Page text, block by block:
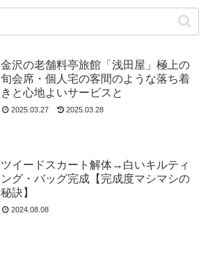
金沢の老舗料亭旅館「浅田屋」極上の
旬会席・個人宅の客間のような落ち着
きと心地よいサービスと
2025.03.27 2025.03.28
ツイードスカート解体→白いキルティ
ング・バッグ完成【完成度マシマシの
秘訣】
2024.08.08